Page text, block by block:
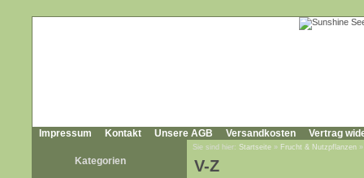
Impressum Kontakt Unsere AGB Versandkosten Vertrag
Kategorien
Sie sind hier: Startseite » Frucht & Nutzpflanzen
V-Z